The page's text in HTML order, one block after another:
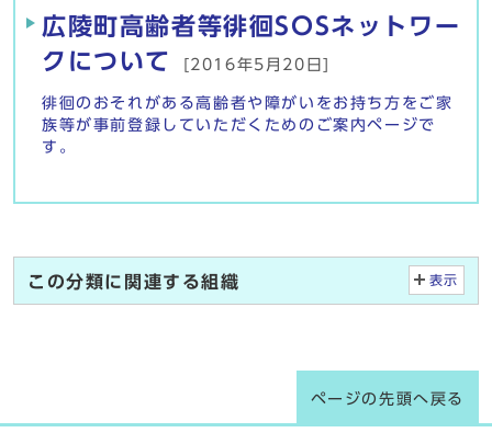
広陵町高齢者等徘徊SOSネットワー
クについて
[2016年5月20日]
徘徊のおそれがある高齢者や障がいをお持ち方をご家
族等が事前登録していただくためのご案内ページで
す。
この分類に関連する組織 表示
ページの先頭へ戻る